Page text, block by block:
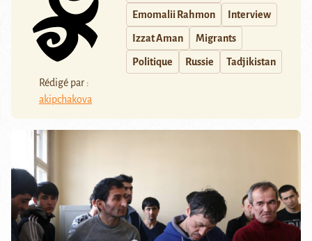
Rédigé par :
akipchakova
Emomalii Rahmon Interview
Izzat Aman Migrants
Politique Russie Tadjikistan